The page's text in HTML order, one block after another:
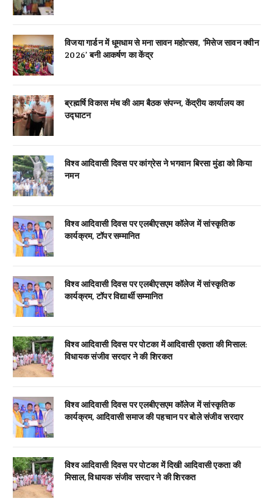
विजया गार्डन में धूमधाम से मना सावन महोत्सव, ‘मिसेज सावन क्वीन
2026’ बनी आकर्षण का केंद्र
ब्रह्मर्षि विकास मंच की आम बैठक संपन्न, केंद्रीय कार्यालय का
उद्घाटन
विश्व आदिवासी दिवस पर कांग्रेस ने भगवान बिरसा मुंडा को किया
नमन
विश्व आदिवासी दिवस पर एलबीएसएम कॉलेज में सांस्कृतिक
कार्यक्रम, टॉपर सम्मानित
विश्व आदिवासी दिवस पर एलबीएसएम कॉलेज में सांस्कृतिक
कार्यक्रम, टॉपर विद्यार्थी सम्मानित
विश्व आदिवासी दिवस पर पोटका में आदिवासी एकता की मिसाल:
विधायक संजीव सरदार ने की शिरकत
विश्व आदिवासी दिवस पर एलबीएसएम कॉलेज में सांस्कृतिक
कार्यक्रम, आदिवासी समाज की पहचान पर बोले संजीव सरदार
विश्व आदिवासी दिवस पर पोटका में दिखी आदिवासी एकता की
मिसाल, विधायक संजीव सरदार ने की शिरकत